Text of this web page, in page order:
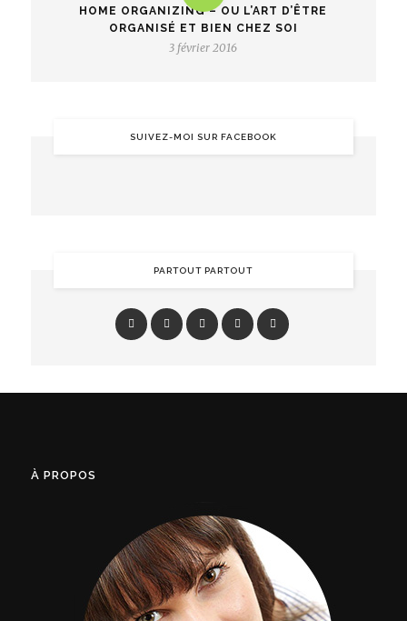
HOME ORGANIZING – OU L’ART D’ÊTRE
ORGANISÉ ET BIEN CHEZ SOI
3 février 2016
SUIVEZ-MOI SUR FACEBOOK
PARTOUT PARTOUT
À PROPOS